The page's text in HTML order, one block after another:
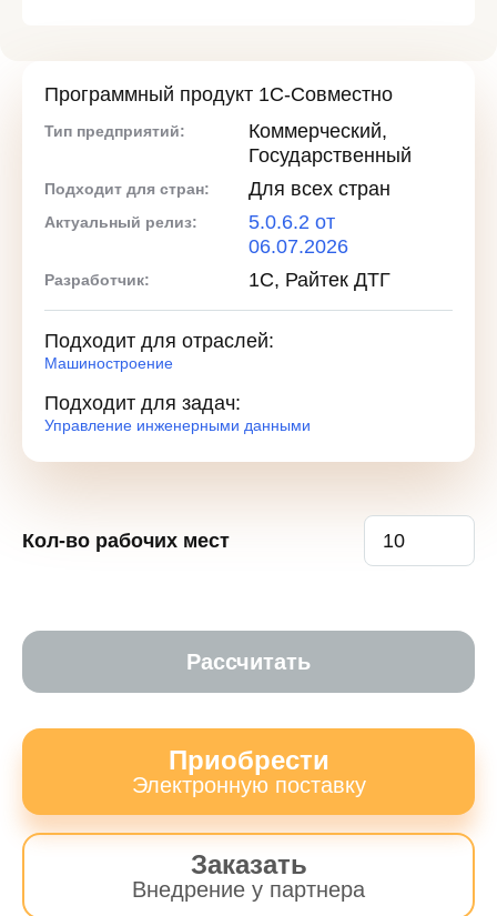
Программный продукт 1С-Совместно
Тип предприятий:
Коммерческий,
Государственный
Подходит для стран: Для всех стран
Актуальный релиз:
5.0.6.2 от
06.07.2026
Разработчик: 1С, Райтек ДТГ
Подходит для отраслей:
Машиностроение
Подходит для задач:
Управление инженерными данными
Кол-во рабочих мест
Рассчитать
Приобрести
Электронную поставку
Заказать
Внедрение у партнера